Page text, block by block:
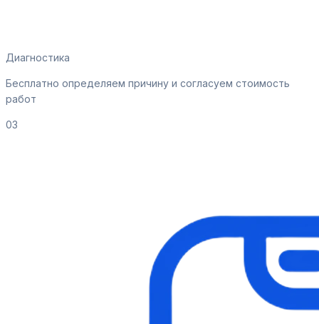
Диагностика
Бесплатно определяем причину и согласуем стоимость
работ
03